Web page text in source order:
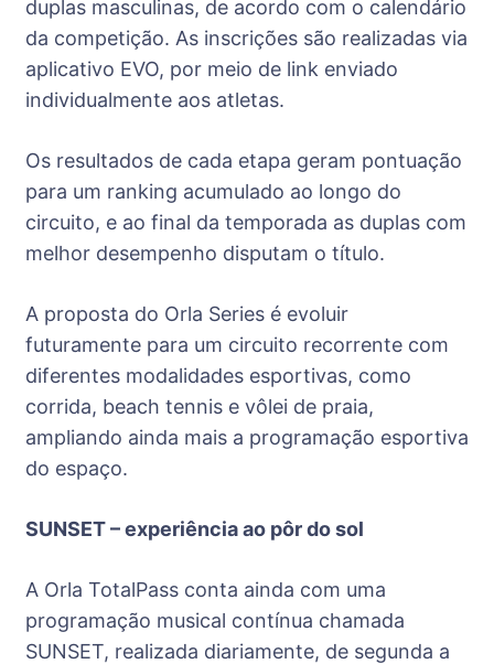
duplas masculinas, de acordo com o calendário
da competição. As inscrições são realizadas via
aplicativo EVO, por meio de link enviado
individualmente aos atletas.
Os resultados de cada etapa geram pontuação
para um ranking acumulado ao longo do
circuito, e ao final da temporada as duplas com
melhor desempenho disputam o título.
A proposta do Orla Series é evoluir
futuramente para um circuito recorrente com
diferentes modalidades esportivas, como
corrida, beach tennis e vôlei de praia,
ampliando ainda mais a programação esportiva
do espaço.
SUNSET – experiência ao pôr do sol
A Orla TotalPass conta ainda com uma
programação musical contínua chamada
SUNSET, realizada diariamente, de segunda a